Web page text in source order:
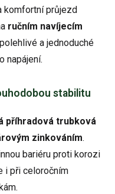
komfortní průjezd
ručním navíjecím
a jednoduché
napájení.
stabilitu
příhradová trubková
zinkováním.
bariéru proti korozi
i při celoročním